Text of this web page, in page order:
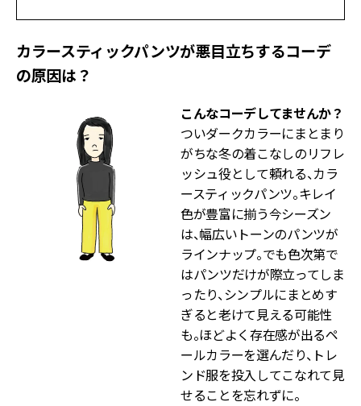
カラースティックパンツが悪目立ちするコーデ
の原因は？
こんなコーデしてませんか？
ついダークカラーにまとまり
がちな冬の着こなしのリフレ
ッシュ役として頼れる、カラ
ースティックパンツ。キレイ
色が豊富に揃う今シーズン
は、幅広いトーンのパンツが
ラインナップ。でも色次第で
はパンツだけが際立ってしま
ったり、シンプルにまとめす
ぎると老けて見える可能性
も。ほどよく存在感が出るペ
ールカラーを選んだり、トレ
ンド服を投入してこなれて見
せることを忘れずに。